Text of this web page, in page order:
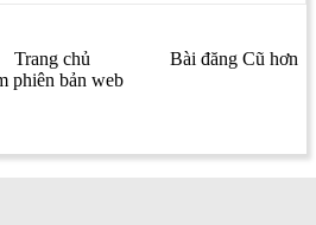
Bài đăng Cũ hơn
Trang chủ
phiên bản web